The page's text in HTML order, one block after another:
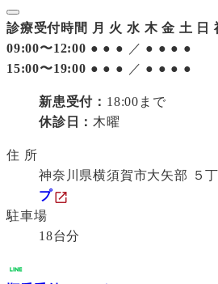
診療受付時間 月 火 水 木 金 土 日
09:00〜12:00 ● ● ● ／ ● ● ● ●
15:00〜19:00 ● ● ● ／ ● ● ● ●
新患受付： 18:00まで
休診日： 木曜
住 所
神奈川県横須賀市大矢部 ５
プ
駐車場
18台分